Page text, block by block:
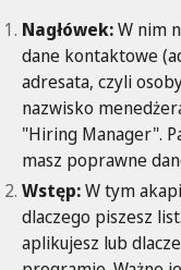
Nagłówek:W nim
dane kontaktowe
adresata, czyli
nazwisko
"Hiring Manager".
masz poprawne
Wstęp:W tym
dlaczego piszesz
aplikujesz lub